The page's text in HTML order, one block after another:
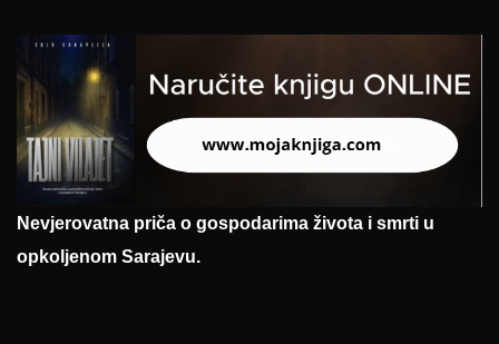
Nevjerovatna priča o gospodarima života i smrti u
opkoljenom Sarajevu.